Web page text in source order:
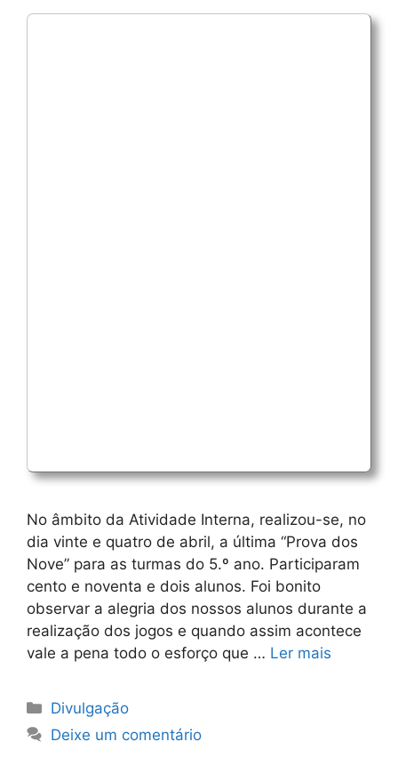
No âmbito da Atividade Interna, realizou-se, no
dia vinte e quatro de abril, a última “Prova dos
Nove” para as turmas do 5.º ano. Participaram
cento e noventa e dois alunos. Foi bonito
observar a alegria dos nossos alunos durante a
realização dos jogos e quando assim acontece
vale a pena todo o esforço que … Ler mais
Categorias
Divulgação
Deixe um comentário